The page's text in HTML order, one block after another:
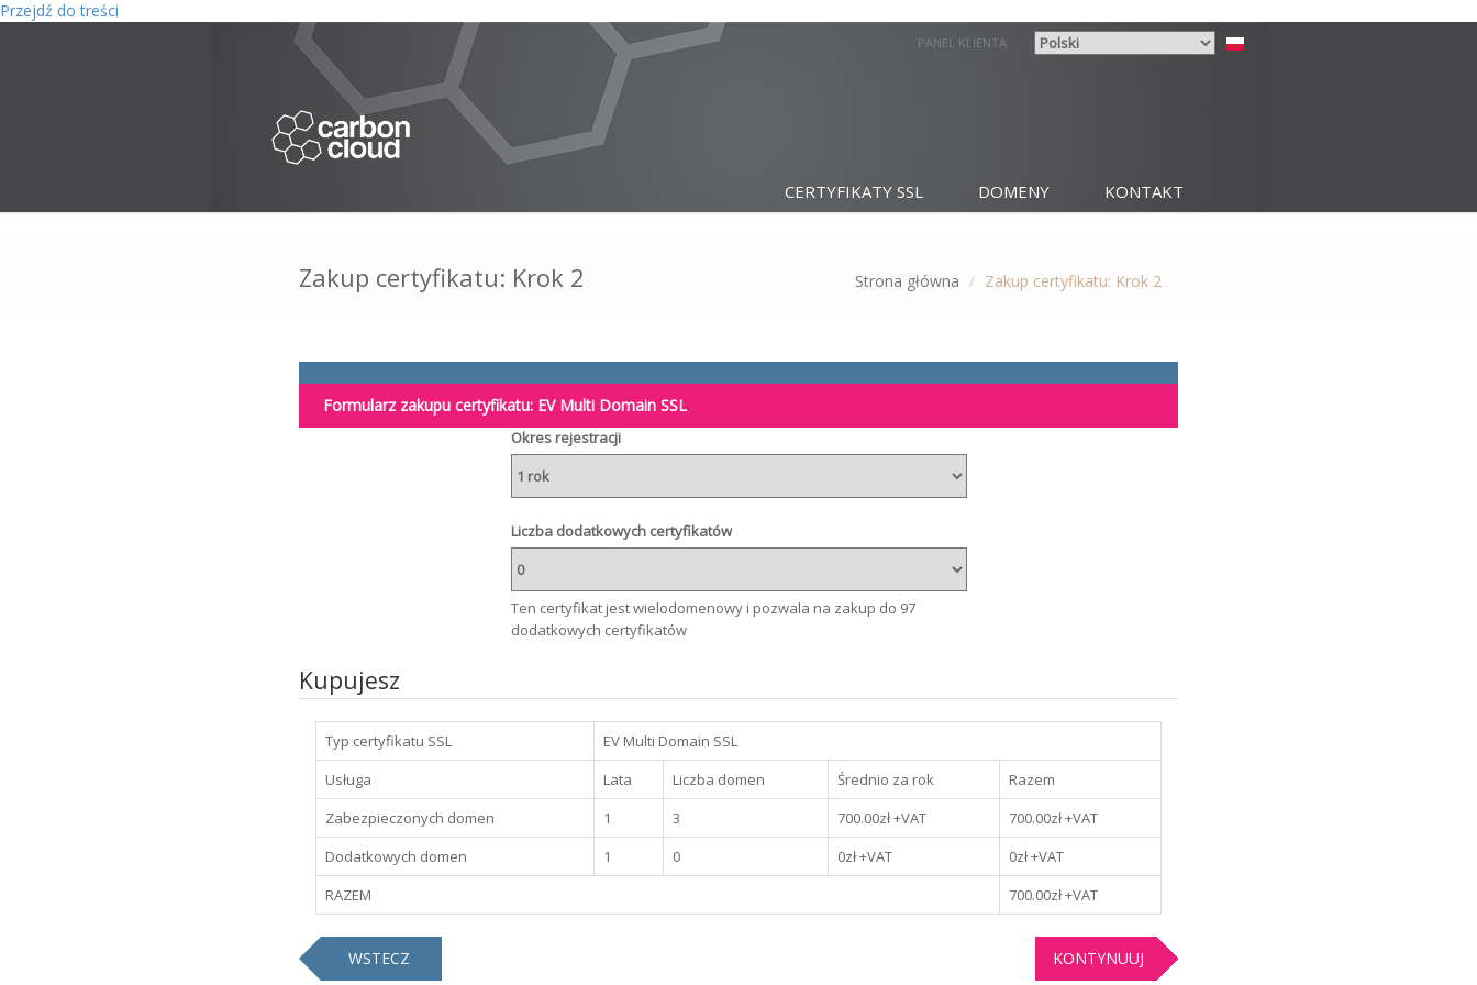
Przejdź do treści
PANEL KLIENTA
CERTYFIKATY SSL DOMENY KONTAKT
Zakup certyfikatu: Krok 2 Strona główna Zakup certyfikatu: Krok 2
Formularz zakupu certyfikatu: EV Multi Domain SSL
Okres rejestracji
Liczba dodatkowych certyfikatów
Ten certyfikat jest wielodomenowy i pozwala na zakup do 97
dodatkowych certyfikatów
Kupujesz
Typ certyfikatu SSL
EV Multi Domain SSL
Usługa
Lata Liczba domen Średnio za rok
Razem
Zabezpieczonych domen
1 3 700.00zł +VAT 700.00zł +VAT
Dodatkowych domen
1 0 0zł +VAT 0zł +VAT
RAZEM
700.00zł +VAT